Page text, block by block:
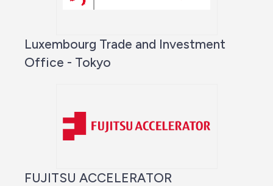
Luxembourg Trade and Investment
Office - Tokyo
FUJITSU ACCELERATOR